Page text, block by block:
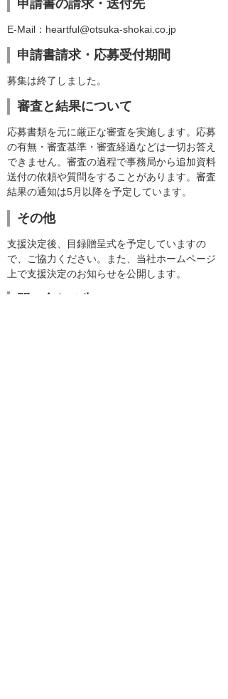
申請書の請求・送付先
E-Mail：heartful@otsuka-shokai.co.jp
申請書請求・応募受付期間
募集は終了しました。
審査と結果について
応募書類を元に厳正な審査を実施します。応募
の有無・審査基準・審査経過などは一切お答え
できません。審査の過程で事務局から追加資料
送付の依頼や質問をすることがあります。審査
結果の通知は5月以降を予定しています。
その他
支援決定後、目録贈呈式を予定していますの
で、ご協力ください。また、当社ホームページ
上で支援決定のお知らせを公開します。